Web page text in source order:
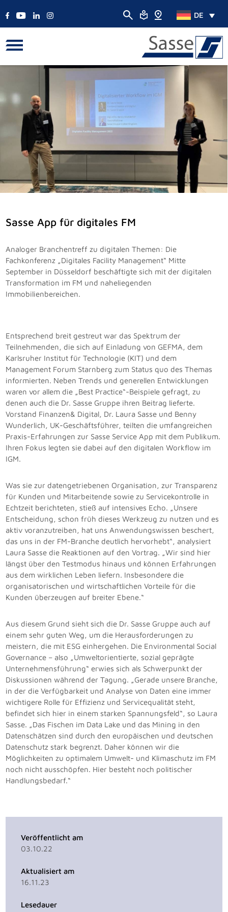
DE
Sasse App für digitales FM
Analoger Branchentreff zu digitalen Themen: Die
Fachkonferenz „Digitales Facility Management“ Mitte
September in Düsseldorf beschäftigte sich mit der digitalen
Transformation im FM und naheliegenden
Immobilienbereichen.
Entsprechend breit gestreut war das Spektrum der
Teilnehmenden, die sich auf Einladung von GEFMA, dem
Karlsruher Institut für Technologie (KIT) und dem
Management Forum Starnberg zum Status quo des Themas
informierten. Neben Trends und generellen Entwicklungen
waren vor allem die „Best Practice“-Beispiele gefragt, zu
denen auch die Dr. Sasse Gruppe ihren Beitrag lieferte.
Vorstand Finanzen& Digital, Dr. Laura Sasse und Benny
Wunderlich, UK-Geschäftsführer, teilten die umfangreichen
Praxis-Erfahrungen zur Sasse Service App mit dem Publikum.
Ihren Fokus legten sie dabei auf den digitalen Workflow im
IGM.
Was sie zur datengetriebenen Organisation, zur Transparenz
für Kunden und Mitarbeitende sowie zu Servicekontrolle in
Echtzeit berichteten, stieß auf intensives Echo. „Unsere
Entscheidung, schon früh dieses Werkzeug zu nutzen und es
aktiv voranzutreiben, hat uns Anwendungswissen beschert,
das uns in der FM-Branche deutlich hervorhebt“, analysiert
Laura Sasse die Reaktionen auf den Vortrag. „Wir sind hier
längst über den Testmodus hinaus und können Erfahrungen
aus dem wirklichen Leben liefern. Insbesondere die
organisatorischen und wirtschaftlichen Vorteile für die
Kunden überzeugen auf breiter Ebene.“
Aus diesem Grund sieht sich die Dr. Sasse Gruppe auch auf
einem sehr guten Weg, um die Herausforderungen zu
meistern, die mit ESG einhergehen. Die Environmental Social
Governance – also „Umweltorientierte, sozial geprägte
Unternehmensführung“ erwies sich als Schwerpunkt der
Diskussionen während der Tagung. „Gerade unsere Branche,
in der die Verfügbarkeit und Analyse von Daten eine immer
wichtigere Rolle für Effizienz und Servicequalität steht,
befindet sich hier in einem starken Spannungsfeld“, so Laura
Sasse. „Das Fischen im Data Lake und das Mining in den
Datenschätzen sind durch den europäischen und deutschen
Datenschutz stark begrenzt. Daher können wir die
Möglichkeiten zu optimalem Umwelt- und Klimaschutz im FM
noch nicht ausschöpfen. Hier besteht noch politischer
Handlungsbedarf.“
Veröffentlicht am
03.10.22
Aktualisiert am
16.11.23
Lesedauer